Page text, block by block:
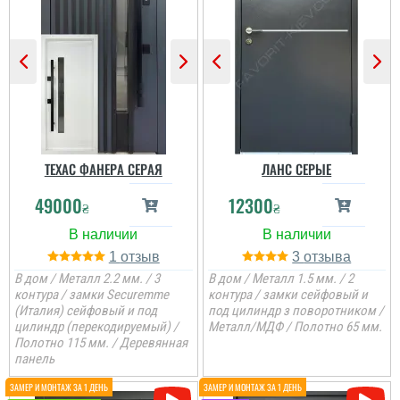
читати всі відгуки
ТЕХАС ФАНЕРА СЕРАЯ
49000₴
1
В дом / Металл 2.2 мм. / 3
контура / замки Securemme
(Италия) сейфовый и под
цилиндр (перекодируемый) /
Полотно 115 мм. / Деревянная
панель
ЛАНС СЕРЫЕ
12300₴
3
В дом / Металл 1.5 мм. / 2
контура / замки сейфовый и
под цилиндр з поворотником /
Металл/МДФ / Полотно 65 мм.